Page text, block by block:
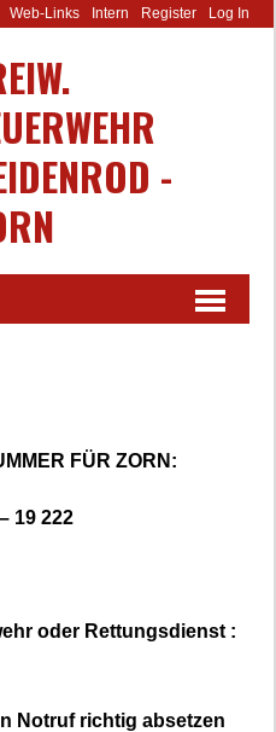
Web-Links Intern Register Log In
-
FÜR ZORN:
19 222
oder Rettungsdienst :
Notruf richtig absetzen